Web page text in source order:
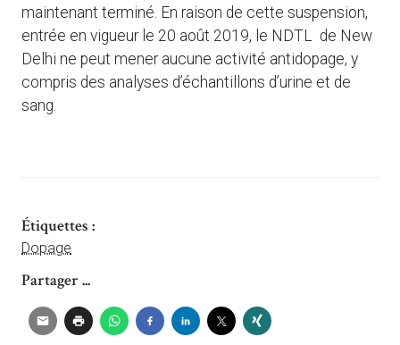
maintenant terminé. En raison de cette suspension,
entrée en vigueur le 20 août 2019, le NDTL de New
Delhi ne peut mener aucune activité antidopage, y
compris des analyses d’échantillons d’urine et de
sang.
Étiquettes :
Dopage
Partager ...